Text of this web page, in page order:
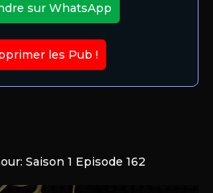
sur WhatsApp
les Pub !
Saison 1 Episode 162